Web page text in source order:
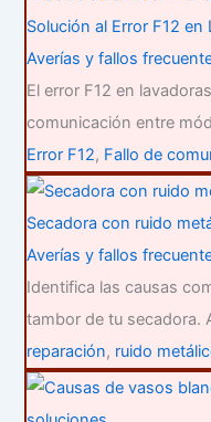
Solución al Error F12
Averías y fallos
El error F12 en
comunicación entre
Error F12, Fallo de
Secadora con ruido
Averías y fallos
Identifica las causas
tambor de tu secadora.
reparación, ruido